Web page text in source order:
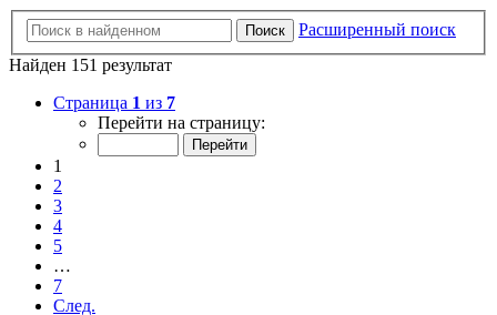
Поиск
Расширенный поиск
Найден 151 результат
Страница 1 из 7
Перейти на страницу:
1
2
3
4
5
…
7
След.